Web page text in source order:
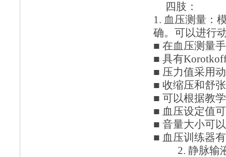
四肢：
1. 血压测量：
确。可以进行
■ 在血压测量
■ 具有
■ 压力值采用
■ 收缩压和舒
■ 可以根据教
■ 血压设定值
■ 音量大小可
■ 血压训练器
2. 静脉输